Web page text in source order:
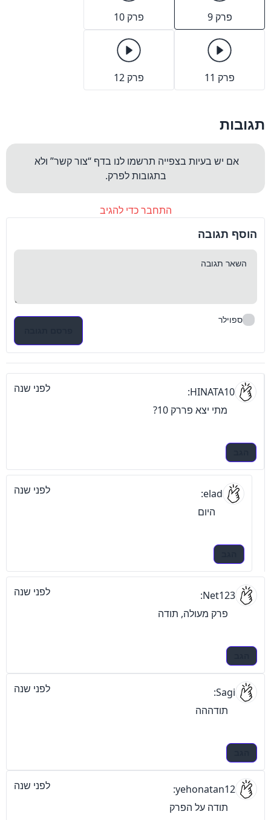
פרק 9 פרק 10
פרק 11 פרק 12
תגובות
בתגובות לפרק.
התחבר כדי להגיב
הוסף תגובה
ספוילר
HINATA10:
לפני שנה
מתי יצא פררק 10?
elad:
לפני שנה
היום
Net123:
לפני שנה
פרק מעולה, תודה
Sagi:
לפני שנה
תודההה
yehonatan12:
לפני שנה
תודה על הפרק